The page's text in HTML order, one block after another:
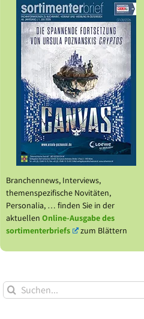
Branchennews, Interviews,
themenspezifische Novitäten,
Personalia, … finden Sie in der
aktuellen Online-Ausgabe des
sortimenterbriefs
zum Blättern
Suche
nach: